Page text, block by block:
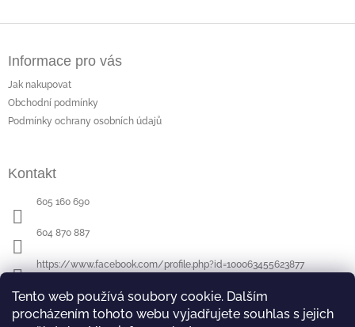
Tento web používá soubory cookie. Dalším
procházením tohoto webu vyjadřujete souhlas s jejich
Informace pro vás
Jak nakupovat
Obchodní podmínky
Podmínky ochrany osobních údajů
Kontakt
605 160 690
604 870 887
https://www.facebook.com/profile.php?id=100063455623877
Poslední hodnocení produktů